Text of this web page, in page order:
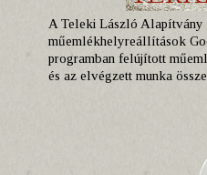
A Teleki László
műemlékhelyreállítások
programban felújított
és az elvégzett munka